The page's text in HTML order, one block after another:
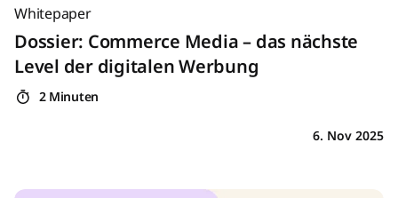
Whitepaper
Dossier: Commerce Media – das nächste
Level der digitalen Werbung
2 Minuten
6. Nov 2025